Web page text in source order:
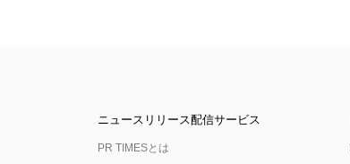
ニュースリリース配信サービス
PR TIMESとは